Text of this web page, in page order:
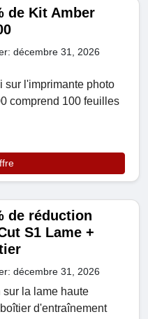
de Kit Amber
décembre 31, 2026
sur l'imprimante photo
comprend 100 feuilles
de réduction
S1 Lame +
décembre 31, 2026
sur la lame haute
d'entraînement